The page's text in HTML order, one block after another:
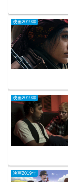
映画2019年
映画2019年
映画2019年